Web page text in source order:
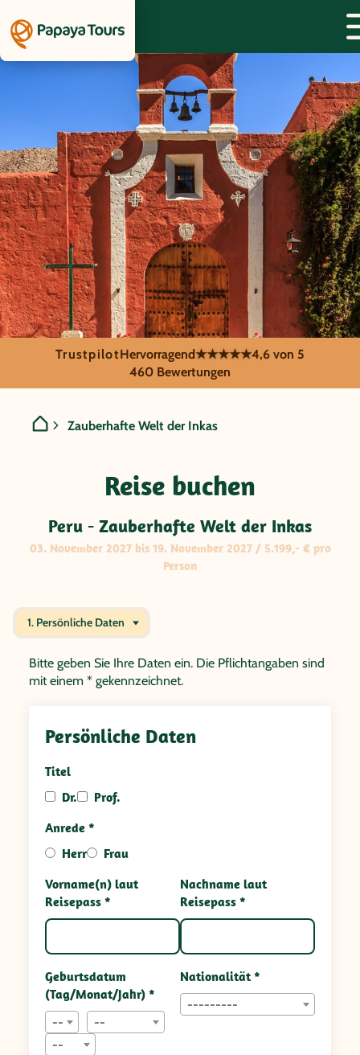
GRUPPENREISE:
Peru - Zauberhafte Welt
TrustpilotHervorragend★★★★★4,6 von 5
460 Bewertungen
Zauberhafte Welt der Inkas
Reise buchen
Peru - Zauberhafte Welt der Inkas
03. November 2027 bis 19. November 2027 / 5.199,- € pro
Person
1. Persönliche Daten
Bitte geben Sie Ihre Daten ein. Die Pflichtangaben sind
mit einem * gekennzeichnet.
Persönliche Daten
Titel
Dr.
Prof.
Anrede *
Herr
Frau
Vorname(n) laut
Reisepass *
Nachname laut
Reisepass *
Geburtsdatum
(Tag/Monat/Jahr) *
--
--
--
Nationalität *
---------